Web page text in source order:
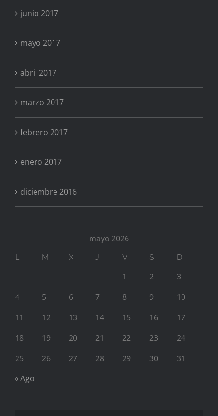
junio 2017
mayo 2017
abril 2017
marzo 2017
febrero 2017
enero 2017
diciembre 2016
mayo 2026
L M X J V S D
1 2
3
4
5 6 7 8 9
10
11
12 13 14 15 16
17
18
19 20 21 22 23
24
25
26 27 28 29 30
31
« Ago